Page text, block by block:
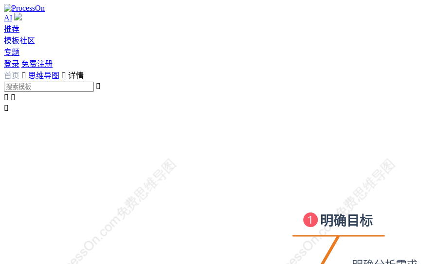
AI
推荐
模板社区
专题
登录 免费注册
首页  思维导图  详情

 
